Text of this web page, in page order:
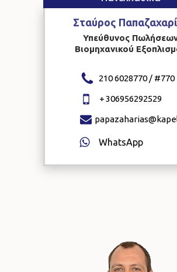
Σταύρος
Υπεύθυνος
Βιομηχανικού
210 6028770 / #770
+306956292529
WhatsApp